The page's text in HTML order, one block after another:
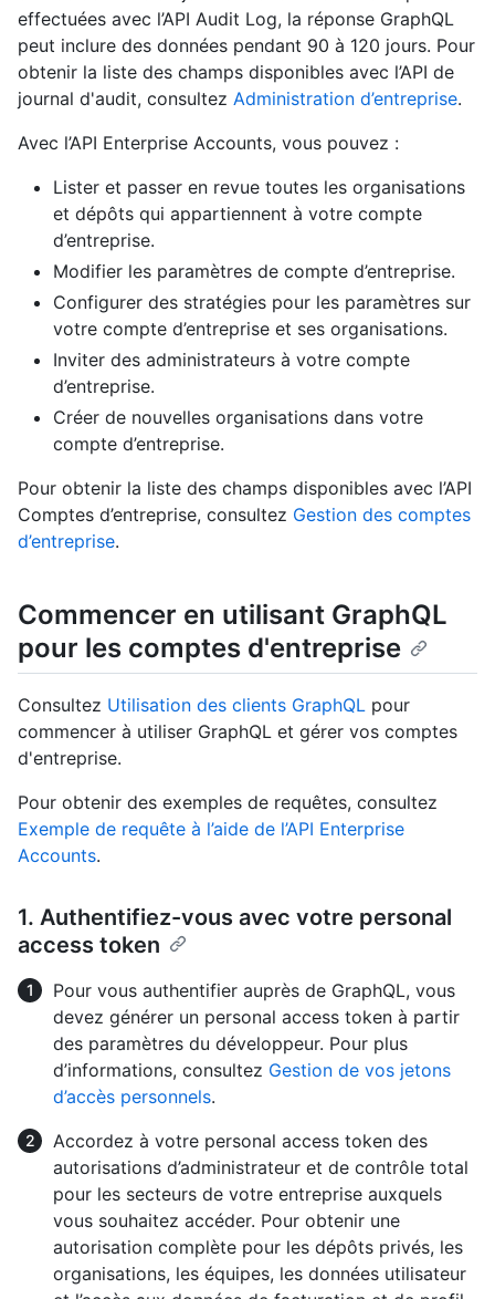
effectuées avec l’API Audit Log, la réponse GraphQL
peut inclure des données pendant 90 à 120 jours. Pour
obtenir la liste des champs disponibles avec l’API de
journal d'audit, consultez Administration d’entreprise.
Avec l’API Enterprise Accounts, vous pouvez :
Lister et passer en revue toutes les organisations
et dépôts qui appartiennent à votre compte
d’entreprise.
Modifier les paramètres de compte d’entreprise.
Configurer des stratégies pour les paramètres sur
votre compte d’entreprise et ses organisations.
Inviter des administrateurs à votre compte
d’entreprise.
Créer de nouvelles organisations dans votre
compte d’entreprise.
Pour obtenir la liste des champs disponibles avec l’API
Comptes d’entreprise, consultez Gestion des comptes
d’entreprise.
Commencer en utilisant GraphQL
pour les comptes d'entreprise
Consultez Utilisation des clients GraphQL pour
commencer à utiliser GraphQL et gérer vos comptes
d'entreprise.
Pour obtenir des exemples de requêtes, consultez
Exemple de requête à l’aide de l’API Enterprise
Accounts.
1. Authentifiez-vous avec votre personal
access token
Pour vous authentifier auprès de GraphQL, vous
devez générer un personal access token à partir
des paramètres du développeur. Pour plus
d’informations, consultez Gestion de vos jetons
d’accès personnels.
Accordez à votre personal access token des
autorisations d’administrateur et de contrôle total
pour les secteurs de votre entreprise auxquels
vous souhaitez accéder. Pour obtenir une
autorisation complète pour les dépôts privés, les
organisations, les équipes, les données utilisateur